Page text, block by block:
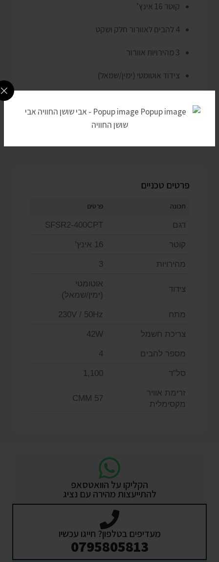
קוטר 16 אינץ’
4 להבים לאוורור חלק ושקט
3 מהירויות אוורור
צידוד אוטומטי (ימין/שמאל)
מתאים לשימוש ביתי ומסחרי כאחד
פרטים טכניים
תכונה פרטים
דגם SFSR2-400CPT
קוטר 16 אינץ’
מהירויות 3
צידוד
אוטומטי
(ימין/שמאל)
מתח 230V / 50Hz
צריכת חשמל 42W
מספר להבים 4
סל”ד 1,100
זרימת אוויר
מקסימלית
57 CMM
הקליקו על הוואטסאפ
להתייעצות מהירה עם נציג
מעדיפים בטלפון? חייגו עכשיו
0795805813